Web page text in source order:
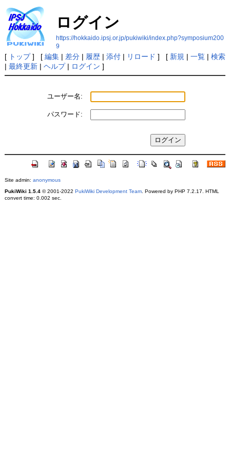
ログイン
https://hokkaido.ipsj.or.jp/pukiwiki/index.php?symposium200
9
[ トップ] [ 編集| 差分| 履歴| 添付| リロード ] [ 新規 | 一覧| 検索
| 最終更新| ヘルプ| ログイン ]
ユーザー名:
パスワード:
Site admin: anonymous
PukiWiki 1.5.4© 2001-2022 PukiWiki Development Team. Powered by PHP 7.2.17. HTML
convert time: 0.002 sec.